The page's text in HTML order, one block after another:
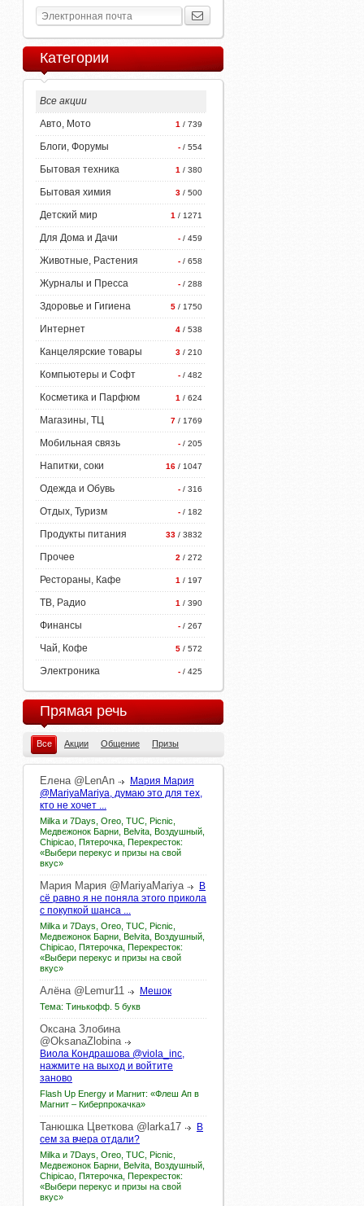
Категории
Все акции
1 / 739
Авто, Мото
- / 554
Блоги, Форумы
1 / 380
Бытовая техника
3 / 500
Бытовая химия
1 / 1271
Детский мир
- / 459
Для Дома и Дачи
- / 658
Животные, Растения
- / 288
Журналы и Пресса
5 / 1750
Здоровье и Гигиена
4 / 538
Интернет
3 / 210
Канцелярские товары
- / 482
Компьютеры и Софт
1 / 624
Косметика и Парфюм
7 / 1769
Магазины, ТЦ
- / 205
Мобильная связь
16 / 1047
Напитки, соки
- / 316
Одежда и Обувь
- / 182
Отдых, Туризм
33 / 3832
Продукты питания
2 / 272
Прочее
1 / 197
Рестораны, Кафе
1 / 390
ТВ, Радио
- / 267
Финансы
5 / 572
Чай, Кофе
- / 425
Электроника
Прямая речь
Все Акции Общение Призы
Елена @LenAn
Мария Мария
@MariyaMariya, думаю это для тех,
кто не хочет ...
Milka и 7Days, Oreo, TUC, Picnic,
Медвежонок Барни, Belvita, Воздушный,
Chipicao, Пятерочка, Перекресток:
«Выбери перекус и призы на свой
вкус»
Мария Мария @MariyaMariya
В
сё равно я не поняла этого прикола
с покупкой шанса ...
Milka и 7Days, Oreo, TUC, Picnic,
Медвежонок Барни, Belvita, Воздушный,
Chipicao, Пятерочка, Перекресток:
«Выбери перекус и призы на свой
вкус»
Алёна @Lemur11 Мешок
Тема: Тинькофф. 5 букв
Оксана Злобина
@OksanaZlobina
Виола Кондрашова @viola_inc,
нажмите на выход и войтите
заново
Flash Up Energy и Магнит: «Флеш Ап в
Магнит – Киберпрокачка»
Танюшка Цветкова @larka17
В
сем за вчера отдали?
Milka и 7Days, Oreo, TUC, Picnic,
Медвежонок Барни, Belvita, Воздушный,
Chipicao, Пятерочка, Перекресток:
«Выбери перекус и призы на свой
вкус»